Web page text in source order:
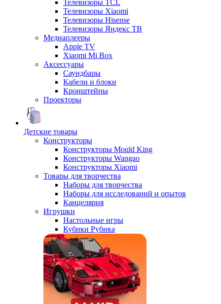
Телевизоры TCL
Телевизоры Xiaomi
Телевизоры Hisense
Телевизоры Яндекс ТВ
Медиаплееры
Apple TV
Xiaomi Mi Box
Аксессуары
Саундбары
Кабели и блоки
Кронштейны
Проекторы
Детские товары
Конструкторы
Конструкторы Mould King
Конструкторы Wangao
Конструкторы Xiaomi
Товары для творчества
Наборы для творчества
Наборы для исследований и опытов
Канцелярия
Игрушки
Настольные игры
Кубики Рубика